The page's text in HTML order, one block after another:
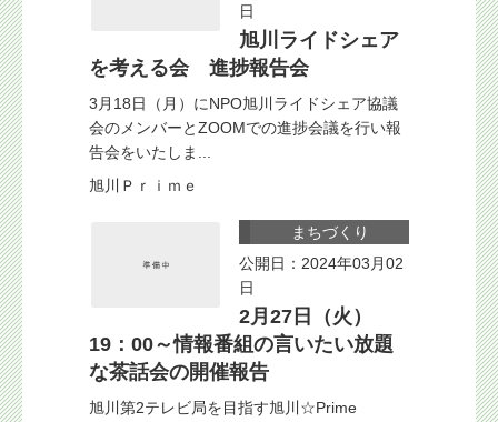
日
旭川ライドシェア
を考える会 進捗報告会
3月18日（月）にNPO旭川ライドシェア協議
会のメンバーとZOOMでの進捗会議を行い報
告会をいたしま...
旭川Ｐｒｉｍｅ
まちづくり
公開日：2024年03月02
日
2月27日（火）
19：00～情報番組の言いたい放題
な茶話会の開催報告
旭川第2テレビ局を目指す旭川☆Prime